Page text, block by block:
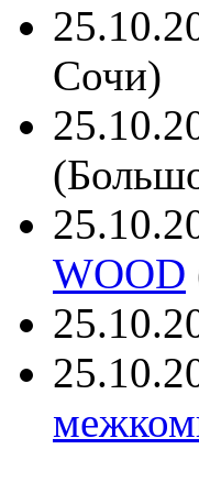
Сочи)
(
WOOD